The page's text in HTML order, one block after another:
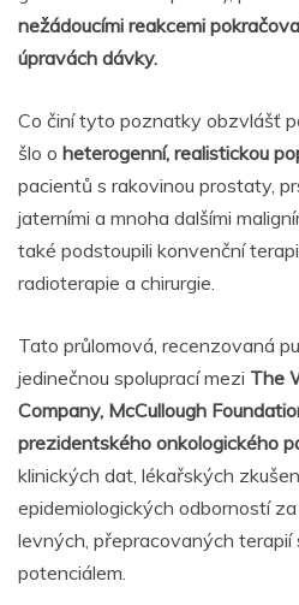
nežádoucími reakcemi
úpravách dávky.
Co činí tyto poznatky obzvlášť
šlo o heterogenní, realistickou
pacientů s rakovinou prostaty,
jaterními a mnoha dalšími
také podstoupili konvenční
radioterapie a chirurgie.
Tato průlomová, recenzovaná
jedinečnou spoluprací mezi The
Company, McCullough
prezidentského onkologického
klinických dat, lékařských
epidemiologických odborností
levných, přepracovaných terapií
potenciálem.